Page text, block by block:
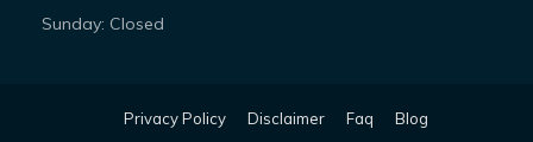
Sunday: Closed
Privacy Policy Disclaimer Faq
Blog